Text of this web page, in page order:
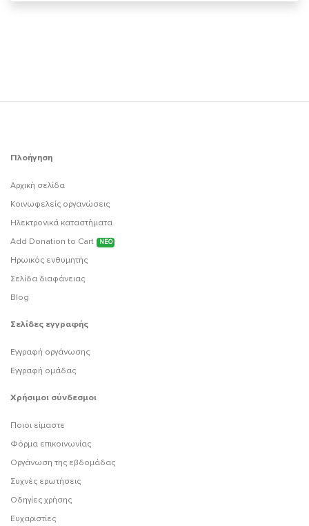
Πλοήγηση
Αρχική σελίδα
Κοινωφελείς οργανώσεις
Ηλεκτρονικά καταστήματα
Add Donation to Cart
ΝΕΟ
Ηρωικός ενθυμητής
Σελίδα διαφάνειας
Blog
Σελίδες εγγραφής
Εγγραφή οργάνωσης
Εγγραφή ομάδας
Χρήσιμοι σύνδεσμοι
Ποιοι είμαστε
Φόρμα επικοινωνίας
Οργάνωση της εβδομάδας
Συχνές ερωτήσεις
Οδηγίες χρήσης
Ευχαριστίες